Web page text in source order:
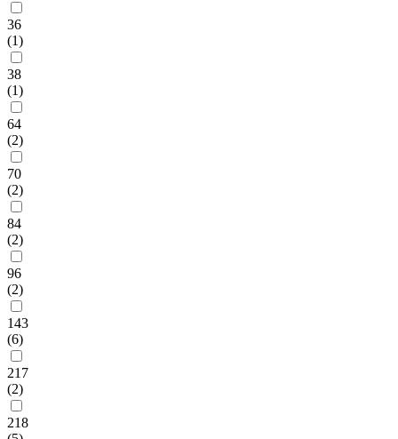
36
(1)
38
(1)
64
(2)
70
(2)
84
(2)
96
(2)
143
(6)
217
(2)
218